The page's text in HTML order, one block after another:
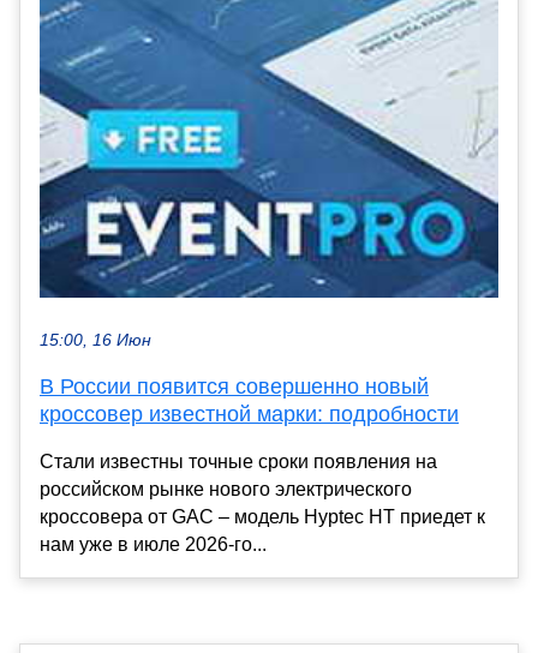
15:00, 16 Июн
В России появится совершенно новый
кроссовер известной марки: подробности
Стали известны точные сроки появления на
российском рынке нового электрического
кроссовера от GAC – модель Hyptec HT приедет к
нам уже в июле 2026-го...